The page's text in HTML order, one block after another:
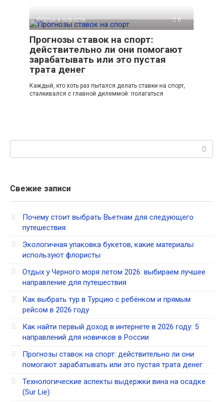
Статьи и новости 0
Прогнозы ставок на спорт:
действительно ли они помогают
зарабатывать или это пустая
трата денег
Каждый, кто хоть раз пытался делать ставки на спорт,
сталкивался с главной дилеммой: полагаться
Свежие записи
Почему стоит выбрать Вьетнам для следующего
путешествия
Экологичная упаковка букетов, какие материалы
используют флористы
Отдых у Черного моря летом 2026: выбираем лучшее
направление для путешествия
Как выбрать тур в Турцию с ребёнком и прямым
рейсом в 2026 году
Как найти первый доход в интернете в 2026 году: 5
направлений для новичков в России
Прогнозы ставок на спорт: действительно ли они
помогают зарабатывать или это пустая трата денег
Технологические аспекты выдержки вина на осадке
(Sur Lie)